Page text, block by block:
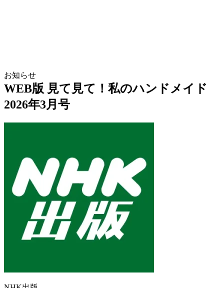
お知らせ
WEB版 見て見て！私のハンドメイド
2026年3月号